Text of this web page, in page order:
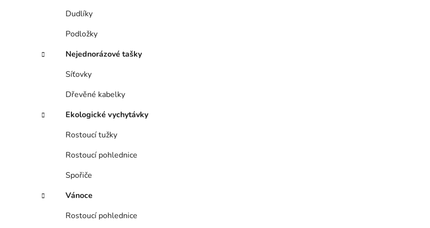
Dudlíky
Podložky
Nejednorázové tašky
Síťovky
Dřevěné kabelky
Ekologické vychytávky
Rostoucí tužky
Rostoucí pohlednice
Spořiče
Vánoce
Rostoucí pohlednice